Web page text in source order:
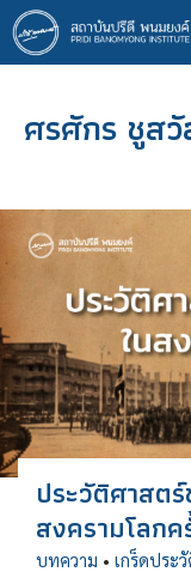
ข้าม
ไป
ยัง
หลักศรศักร ชูส
ประวัติศาสต
สงครามโลก
บทความ • เกร็ดประ